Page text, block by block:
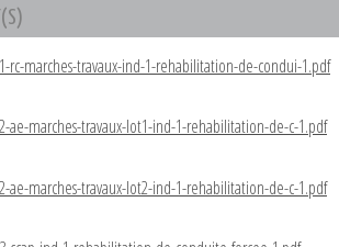
1-rc-marches-travaux-ind-1-rehabilitation-de-condui-1.pdf
2-ae-marches-travaux-lot1-ind-1-rehabilitation-de-c-1.pdf
2-ae-marches-travaux-lot2-ind-1-rehabilitation-de-c-1.pdf